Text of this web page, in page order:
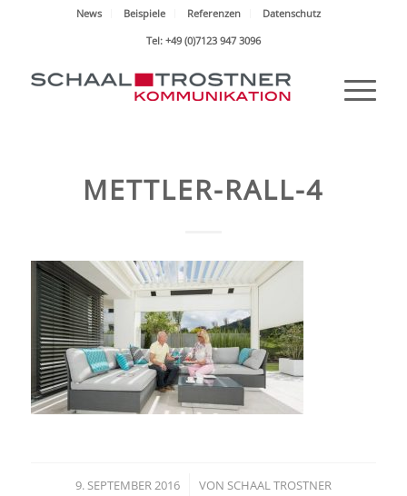
News Beispiele Referenzen
Datenschutz
Tel: +49 (0)7123 947 3096
METTLER-RALL-4
9. SEPTEMBER 2016
/ VON SCHAAL TROSTNER